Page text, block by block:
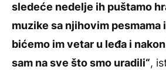
sledeće nedelje ih puštamo
muzike sa njihovim pesmama
bićemo im vetar u leđa i
sam na sve što smo uradili“,